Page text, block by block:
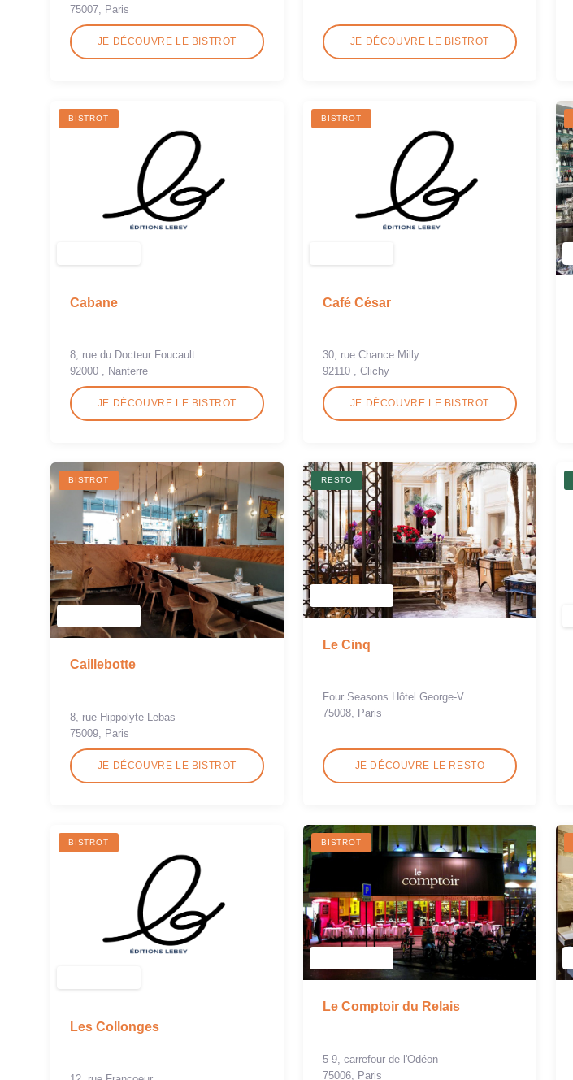
75007, Paris
JE DÉCOUVRE LE BISTROT JE DÉCOUVRE LE BISTROT
BISTROT
Cabane
8, rue du Docteur Foucault
92000 , Nanterre
JE DÉCOUVRE LE BISTROT
BISTROT
Café César
30, rue Chance Milly
92110 , Clichy
JE DÉCOUVRE LE BISTROT
BISTROT
Caillebotte
8, rue Hippolyte-Lebas
75009, Paris
JE DÉCOUVRE LE BISTROT
RESTO
Le Cinq
Four Seasons Hôtel George-V
75008, Paris
JE DÉCOUVRE LE RESTO
BISTROT
Les Collonges
BISTROT
Le Comptoir du Relais
5-9, carrefour de l'Odéon
75006, Paris